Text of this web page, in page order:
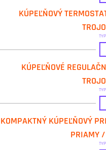
KÚPEĽŇOVÝ
KÚPEĽŇOVÉ
KOMPAKTNÝ KÚPEĽŇOVÝ
PRIAMY /